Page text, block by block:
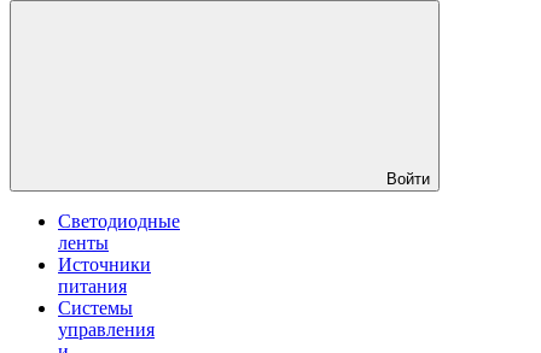
Войти
Светодиодные
ленты
Источники
питания
Системы
управления